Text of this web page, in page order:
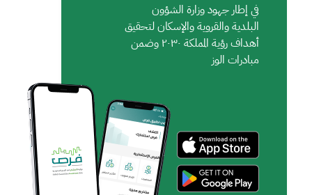
في إطار جهود وزارة الشؤون
البلدية والقروية والإسكان لتحقيق
أهداف رؤية المملكة ٢٠٣٠ وضمن
مبادرات الوز